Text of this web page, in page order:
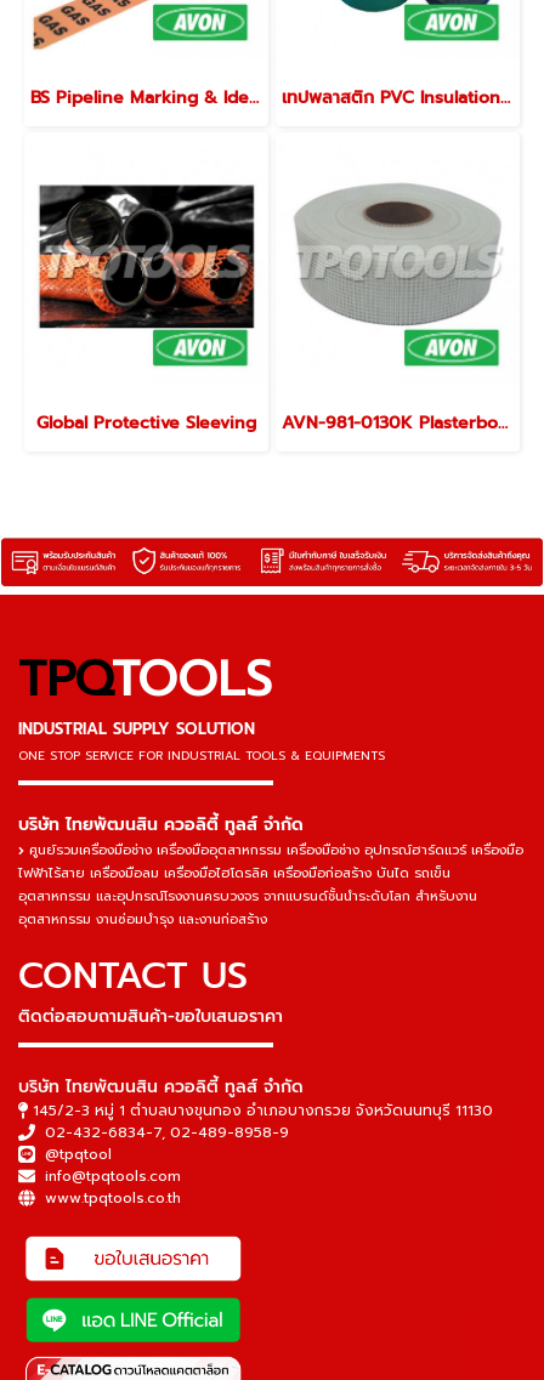
BS Pipeline Marking & Identification Tape เทปพลาสติก PVC Insulation Tapes
Global Protective Sleeving AVN-981-0130K Plasterboard Tape
TPQTOOLS
INDUSTRIAL SUPPLY SOLUTION
ONE STOP SERVICE FOR INDUSTRIAL TOOLS & EQUIPMENTS
▬▬▬▬▬▬▬▬▬▬▬▬▬▬▬
บริษัท ไทยพัฒนสิน ควอลิตี้ ทูลส์ จำกัด
ศูนย์รวมเครื่องมือช่าง เครื่องมืออุตสาหกรรม เครื่องมือช่าง อุปกรณ์ฮาร์ดแวร์ เครื่องมือ
ไฟฟ้าไร้สาย เครื่องมือลม เครื่องมือไฮโดรลิค เครื่องมือก่อสร้าง บันได รถเข็น
อุตสาหกรรม และอุปกรณ์โรงงานครบวงจร จากแบรนด์ชั้นนำระดับโลก สำหรับงาน
อุตสาหกรรม งานซ่อมบำรุง และงานก่อสร้าง
CONTACT US
ติดต่อสอบถามสินค้า-ขอใบเสนอราคา
▬▬▬▬▬▬▬▬▬▬▬▬▬▬▬
บริษัท ไทยพัฒนสิน ควอลิตี้ ทูลส์ จำกัด
145/2-3 หมู่ 1 ตำบลบางขุนกอง อำเภอบางกรวย จังหวัดนนทบุรี 11130
02-432-6834-7, 02-489-8958-9
@tpqtool
info@tpqtools.com
www.tpqtools.co.th